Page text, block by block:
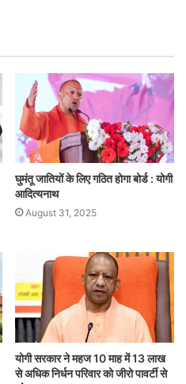
घुमंतू जातियों के लिए गठित होगा बोर्ड : योगी
आदित्यनाथ
August 31, 2025
योगी सरकार ने महज 10 माह में 13 लाख
से अधिक निर्धन परिवार को जीरो पावर्टी से